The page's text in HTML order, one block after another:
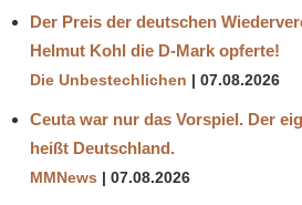
Der Preis der deutschen
Helmut Kohl die D‑Mark opferte!
Die Unbestechlichen 07.08.2026
Ceuta war nur das Vorspiel. Der
heißt Deutschland.
MMNews 07.08.2026